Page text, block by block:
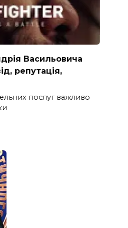
Васильовича
репутація,
послуг важливо